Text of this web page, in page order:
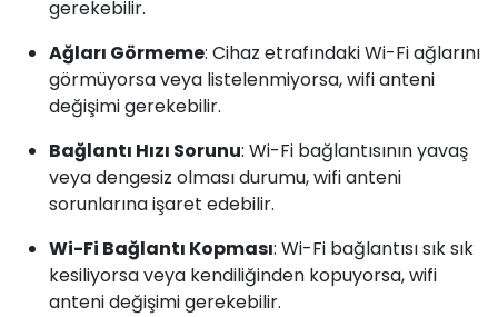
gerekebilir.
Ağları Görmeme: Cihaz etrafındaki Wi-Fi ağlarını
görmüyorsa veya listelenmiyorsa, wifi anteni
değişimi gerekebilir.
Bağlantı Hızı Sorunu: Wi-Fi bağlantısının yavaş
veya dengesiz olması durumu, wifi anteni
sorunlarına işaret edebilir.
Wi-Fi Bağlantı Kopması: Wi-Fi bağlantısı sık sık
kesiliyorsa veya kendiliğinden kopuyorsa, wifi
anteni değişimi gerekebilir.